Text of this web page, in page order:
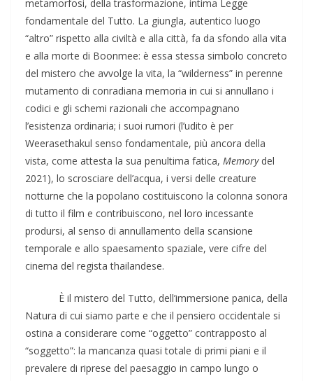
metamorfosi, della trasformazione, intima Legge
fondamentale del Tutto. La giungla, autentico luogo
“altro” rispetto alla civiltà e alla città, fa da sfondo alla vita
e alla morte di Boonmee: è essa stessa simbolo concreto
del mistero che avvolge la vita, la “wilderness” in perenne
mutamento di conradiana memoria in cui si annullano i
codici e gli schemi razionali che accompagnano
l’esistenza ordinaria; i suoi rumori (l’udito è per
Weerasethakul senso fondamentale, più ancora della
vista, come attesta la sua penultima fatica, Memorydel
2021), lo scrosciare dell’acqua, i versi delle creature
notturne che la popolano costituiscono la colonna sonora
di tutto il film e contribuiscono, nel loro incessante
prodursi, al senso di annullamento della scansione
temporale e allo spaesamento spaziale, vere cifre del
cinema del regista thailandese.
È il mistero del Tutto, dell’immersione panica, della
Natura di cui siamo parte e che il pensiero occidentale si
ostina a considerare come “oggetto” contrapposto al
“soggetto”: la mancanza quasi totale di primi piani e il
prevalere di riprese del paesaggio in campo lungo o